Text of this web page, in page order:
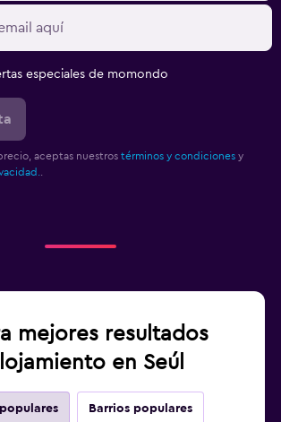
especiales de momondo
aceptas nuestros términos y condiciones y
.
mejores resultados
en Seúl
Barrios populares